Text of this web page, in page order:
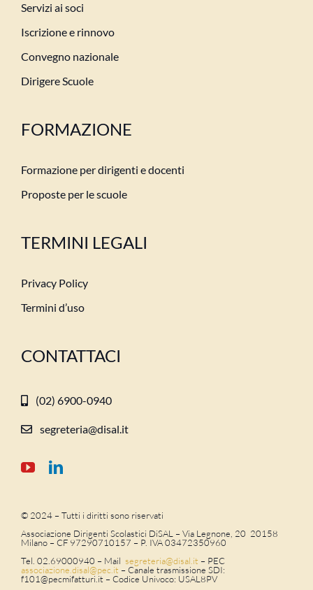
Servizi ai soci
Iscrizione e rinnovo
Convegno nazionale
Dirigere Scuole
FORMAZIONE
Formazione per dirigenti e docenti
Proposte per le scuole
TERMINI LEGALI
Privacy Policy
Termini d’uso
CONTATTACI
(02) 6900-0940
segreteria@disal.it
© 2024 – Tutti i diritti sono riservati
Associazione Dirigenti Scolastici DiSAL – Via Legnone, 20 20158
Milano – CF 97290710157 – P. IVA 03472350960
Tel. 02.69000940 – Mail segreteria@disal.it – PEC
associazione.disal@pec.it – Canale trasmissione SDI:
f101@pecmifatturi.it – Codice Univoco: USAL8PV